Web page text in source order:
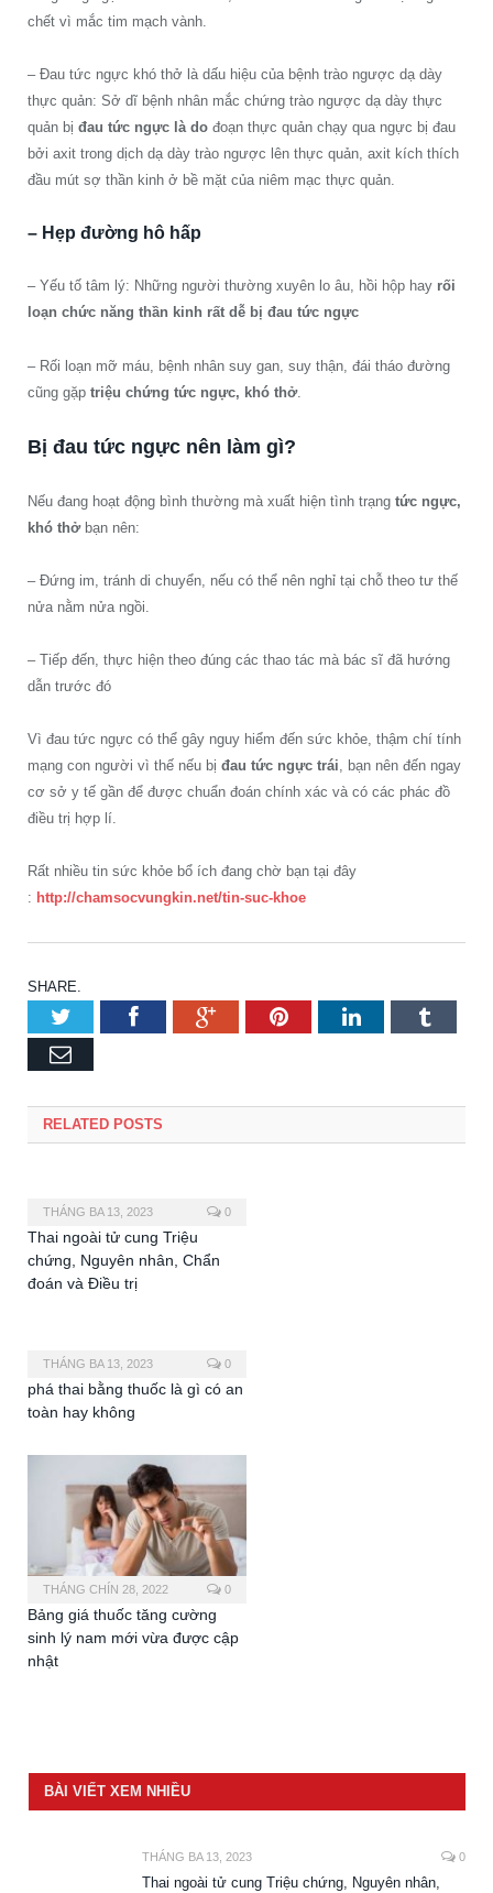
chết vì mắc tim mạch vành.
– Đau tức ngực khó thở là dấu hiệu của bệnh trào ngược dạ dày
thực quản: Sở dĩ bệnh nhân mắc chứng trào ngược dạ dày thực
quản bị đau tức ngực là do đoạn thực quản chạy qua ngực bị đau
bởi axit trong dịch dạ dày trào ngược lên thực quản, axit kích thích
đầu mút sợ thần kinh ở bề mặt của niêm mạc thực quản.
– Hẹp đường hô hấp
– Yếu tố tâm lý: Những người thường xuyên lo âu, hồi hộp hay rối
loạn chức năng thần kinh rất dễ bị đau tức ngực
– Rối loạn mỡ máu, bệnh nhân suy gan, suy thận, đái tháo đường
cũng gặp triệu chứng tức ngực, khó thở.
Bị đau tức ngực nên làm gì?
Nếu đang hoạt động bình thường mà xuất hiện tình trạng tức ngực,
khó thởbạn nên:
– Đứng im, tránh di chuyển, nếu có thể nên nghỉ tại chỗ theo tư thế
nửa nằm nửa ngồi.
– Tiếp đến, thực hiện theo đúng các thao tác mà bác sĩ đã hướng
dẫn trước đó
Vì đau tức ngực có thể gây nguy hiểm đến sức khỏe, thậm chí tính
mạng con người vì thế nếu bị đau tức ngực trái, bạn nên đến ngay
cơ sở y tế gần để được chuẩn đoán chính xác và có các phác đồ
điều trị hợp lí.
Rất nhiều tin sức khỏe bổ ích đang chờ bạn tại đây
: http://chamsocvungkin.net/tin-suc-khoe
SHARE.
TwitterFacebookGoogle+PinterestLinkedIn
Email
RELATED POSTS
THÁNG BA 13, 2023 0
Thai ngoài tử cung Triệu
chứng, Nguyên nhân, Chẩn
đoán và Điều trị
THÁNG BA 13, 2023 0
phá thai bằng thuốc là gì có an
toàn hay không
THÁNG CHÍN 28, 2022 0
Bảng giá thuốc tăng cường
sinh lý nam mới vừa được cập
nhật
BÀI VIẾT XEM NHIỀU
THÁNG BA 13, 2023 0
Thai ngoài tử cung Triệu chứng, Nguyên nhân,